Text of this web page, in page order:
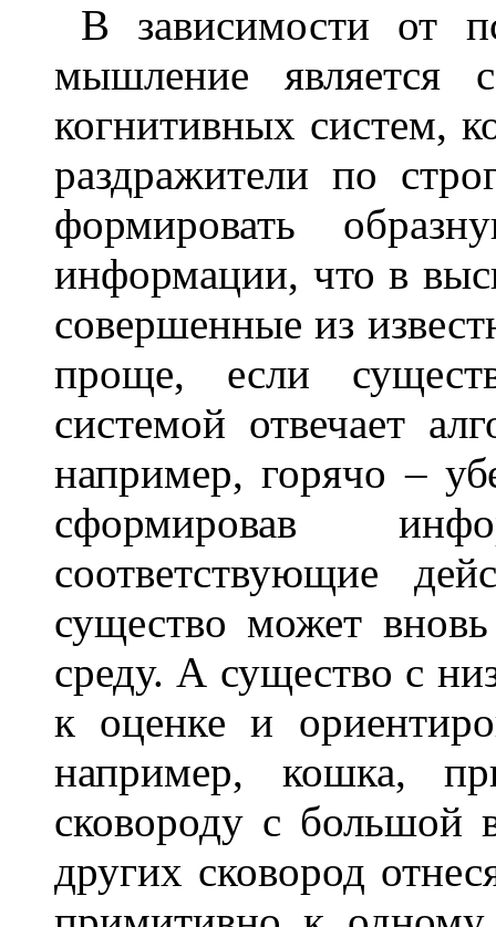
В зависимости от
мышление является
когнитивных систем,
раздражители по
формировать
информации, что в
совершенные из
проще, если
системой отвечает
например, горячо –
сформировав
соответствующие
существо может
среду. А существо с
к оценке и
например, кошка,
сковороду с большой
других сковород